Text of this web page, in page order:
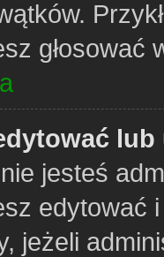
głosować
jesteś
edytować
jeżeli